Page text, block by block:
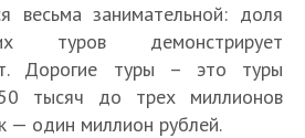
весьма занимательной: доля
туров демонстрирует
Дорогие туры – это туры
тысяч до трех миллионов
— один миллион рублей.